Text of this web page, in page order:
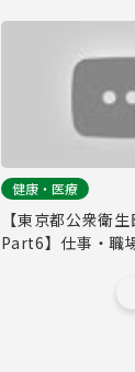
健康・医療
【東京都公衆衛
Part6】仕事・職